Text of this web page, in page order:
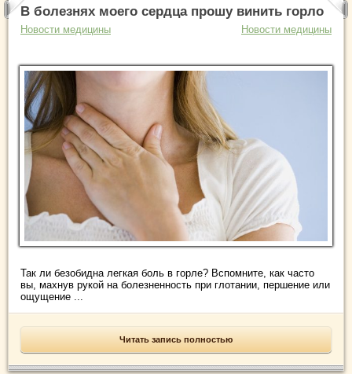
В болезнях моего сердца прошу винить горло
Новости медицины Новости медицины
Так ли безобидна легкая боль в горле? Вспомните, как часто
вы, махнув рукой на болезненность при глотании, першение или
ощущение ...
Читать запись полностью